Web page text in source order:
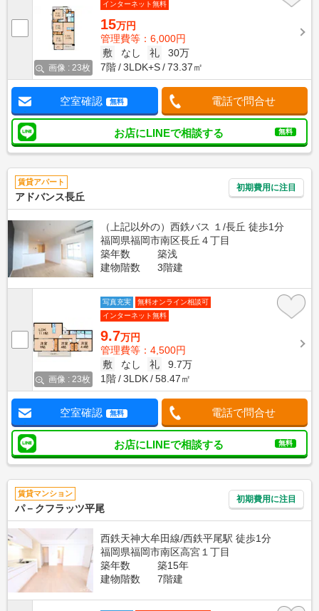
画像 : 23枚
インターネット無料
15万円
管理費等：6,000円
敷
なし 礼
30万
7階
3LDK+S 73.37㎡
空室確認 無料 電話で問合せ
お店にLINEで相談する 無料
賃貸アパート
アドバンス長丘
初期費用に注目
（上記以外の）西鉄バス １/長丘 徒歩1分
福岡県福岡市南区長丘４丁目
築年数
築浅
建物階数
3階建
画像 : 23枚
写真充実
無料オンライン相談可
インターネット無料
9.7万円
管理費等：4,500円
敷
なし 礼
9.7万
1階
3LDK 58.47㎡
空室確認 無料 電話で問合せ
お店にLINEで相談する 無料
賃貸マンション
パ－クフラッツ平尾
初期費用に注目
西鉄天神大牟田線/西鉄平尾駅 徒歩1分
福岡県福岡市南区高宮１丁目
築年数
築15年
建物階数
7階建